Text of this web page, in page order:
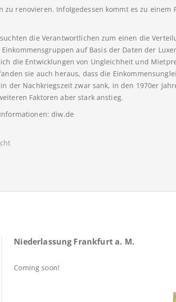
zu renovieren. Infolgedessen kommt es zu einem
die Verantwortlichen zum einen die
auf Basis der Daten der
die Entwicklungen von Ungleichheit und
sie auch heraus, dass die
der Nachkriegszeit zwar sank, in den 1970er
Faktoren aber stark anstieg.
diw.de
Niederlassung Frankfurt a. M.
Coming soon!